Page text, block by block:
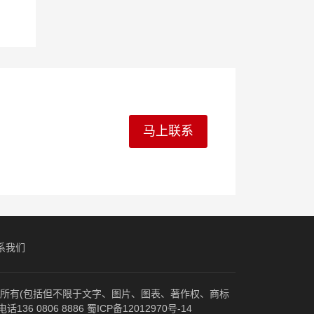
马上联系
我们
有(包括但不限于文字、图片、图表、著作权、商标
话136 0806 8886 蜀ICP备12012970号-14